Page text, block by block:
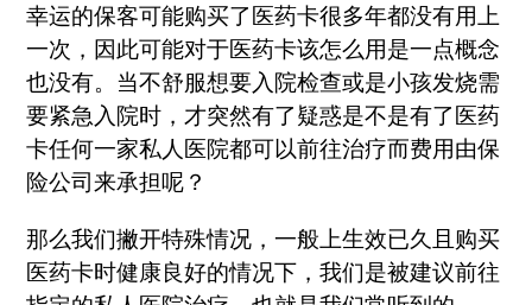
幸运的保客可能购买了医药卡很多年都没有用上
一次，因此可能对于医药卡该怎么用是一点概念
也没有。当不舒服想要入院检查或是小孩发烧需
要紧急入院时，才突然有了疑惑是不是有了医药
卡任何一家私人医院都可以前往治疗而费用由保
险公司来承担呢？
那么我们撇开特殊情况，一般上生效已久且购买
医药卡时健康良好的情况下，我们是被建议前往